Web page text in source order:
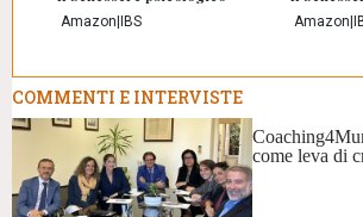
Amazon IBS Amazon
COMMENTI E INTERVISTE
come leva di